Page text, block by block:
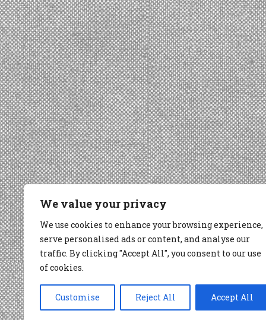
We value your privacy
We use cookies to enhance your browsing experience,
serve personalised ads or content, and analyse our
traffic. By clicking "Accept All", you consent to our use
of cookies.
Customise Reject All Accept All